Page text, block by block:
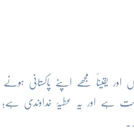
یقیناً مجھے اپنے پاکستانی
نعمت ہے اور یہ عطیۂ خداوندی